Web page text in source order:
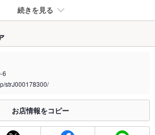
続きを見る
に関する法律が施行されています。正しい情報はお店へお問い
6
strJ000178300/
お店情報をコピー